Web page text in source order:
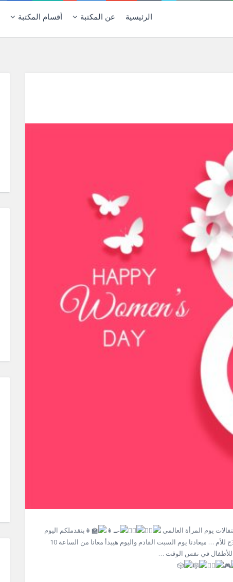
الرئيسية عن المكتبة أقسام المكتبة
يوم المرأة العالمي
بنقدملكم اليوم
المفتوح ” حفل ترفيهي ثقافي للأمهات و الاطفال ” فقط ب 30ج للأم … ميعادنا يوم السبت القادم واليوم هيبدأ معانا من الساعة 10
للأطفال في نفس الوقت …